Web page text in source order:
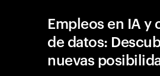
Empleos en IA y
de datos:
nuevas